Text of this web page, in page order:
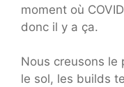
moment où
donc il y a ça.
Nous creusons le
le sol, les builds